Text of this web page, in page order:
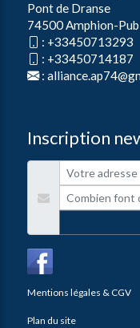
Pont de Dranse
74500 Amphion-
: +33450713293
: +33450714187
:
Inscription
Mentions légales & CGV
Plan du site